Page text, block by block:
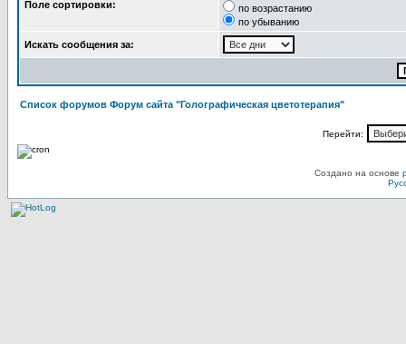
Поле сортировки:
по возрастанию
по убыванию
Искать сообщения за:
Список форумов Форум сайта "Голографическая цветотерапия"
Перейти:
Создано на основе